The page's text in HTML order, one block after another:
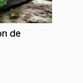
de